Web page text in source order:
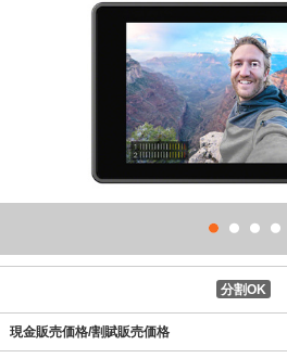
分割OK
現金販売価格/割賦販売価格